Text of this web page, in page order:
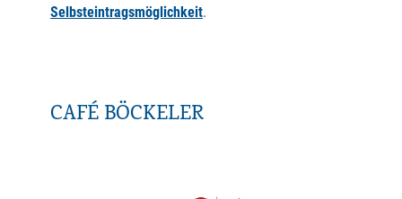
Selbsteintragsmöglichkeit.
CAFÉ BÖCKELER